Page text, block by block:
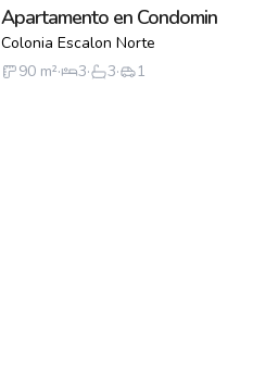
Apartamento en Condominio
Colonia Escalon Norte
90 m²· 3· 3· 1